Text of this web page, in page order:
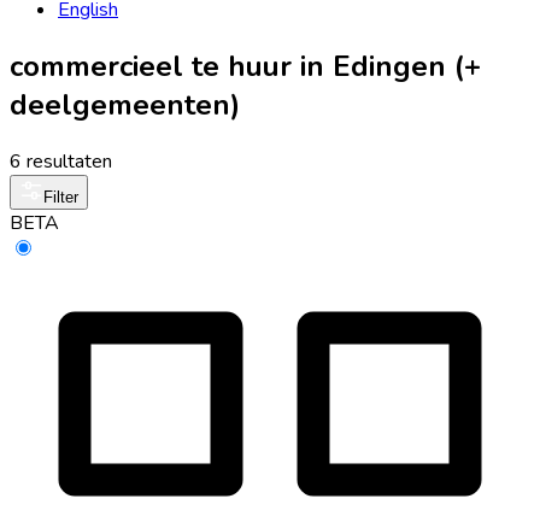
English
commercieel te huur in Edingen (+
deelgemeenten)
6 resultaten
Filter
BETA